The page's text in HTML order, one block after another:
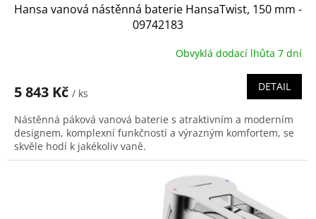
Hansa vanová nástěnná baterie HansaTwist, 150 mm -
09742183
Obvyklá dodací lhůta 7 dní
5 843 Kč / ks
DETAIL
Nástěnná páková vanová baterie s atraktivním a moderním
designem, komplexní funkčností a výrazným komfortem, se
skvěle hodí k jakékoliv vaně.